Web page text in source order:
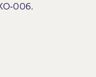
006.